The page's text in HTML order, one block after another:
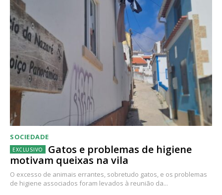
SOCIEDADE
Gatos e problemas de higiene
motivam queixas na vila
O excesso de animais errantes, sobretudo gatos, e os problemas
de higiene associados foram levados à reunião da...